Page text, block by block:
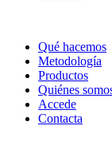
Qué hacemos
Metodología
Productos
Quiénes
Accede
Contacta